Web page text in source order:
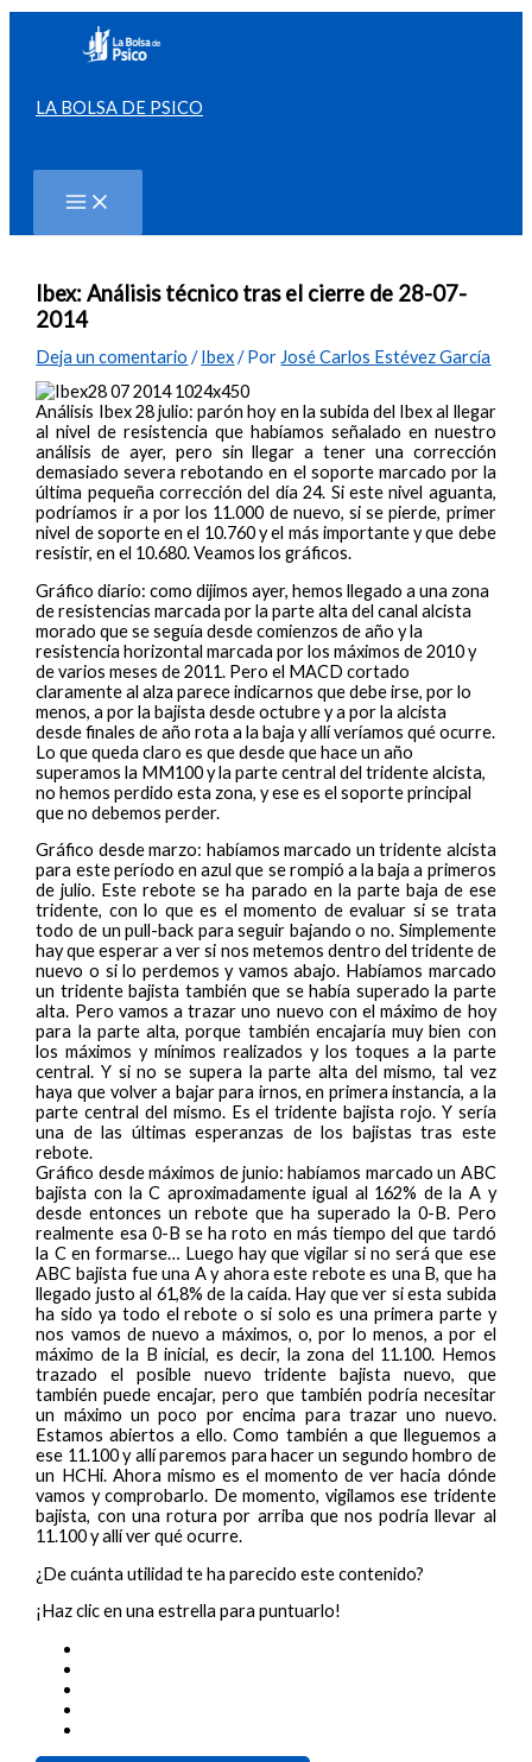
contenido
LA BOLSA DE PSICO
Ibex: Análisis técnico tras el cierre de 28-07-
2014
Deja un comentario /Ibex/ Por José Carlos Estévez García
Análisis Ibex 28 julio: parón hoy en la subida del Ibex al llegar
al nivel de resistencia que habíamos señalado en nuestro
análisis de ayer, pero sin llegar a tener una corrección
demasiado severa rebotando en el soporte marcado por la
última pequeña corrección del día 24. Si este nivel aguanta,
podríamos ir a por los 11.000 de nuevo, si se pierde, primer
nivel de soporte en el 10.760 y el más importante y que debe
resistir, en el 10.680. Veamos los gráficos.
Gráfico diario: como dijimos ayer, hemos llegado a una zona
de resistencias marcada por la parte alta del canal alcista
morado que se seguía desde comienzos de año y la
resistencia horizontal marcada por los máximos de 2010 y
de varios meses de 2011. Pero el MACD cortado
claramente al alza parece indicarnos que debe irse, por lo
menos, a por la bajista desde octubre y a por la alcista
desde finales de año rota a la baja y allí veríamos qué ocurre.
Lo que queda claro es que desde que hace un año
superamos la MM100 y la parte central del tridente alcista,
no hemos perdido esta zona, y ese es el soporte principal
que no debemos perder.
Gráfico desde marzo: habíamos marcado un tridente alcista
para este período en azul que se rompió a la baja a primeros
de julio. Este rebote se ha parado en la parte baja de ese
tridente, con lo que es el momento de evaluar si se trata
todo de un pull-back para seguir bajando o no. Simplemente
hay que esperar a ver si nos metemos dentro del tridente de
nuevo o si lo perdemos y vamos abajo. Habíamos marcado
un tridente bajista también que se había superado la parte
alta. Pero vamos a trazar uno nuevo con el máximo de hoy
para la parte alta, porque también encajaría muy bien con
los máximos y mínimos realizados y los toques a la parte
central. Y si no se supera la parte alta del mismo, tal vez
haya que volver a bajar para irnos, en primera instancia, a la
parte central del mismo. Es el tridente bajista rojo. Y sería
una de las últimas esperanzas de los bajistas tras este
rebote.
Gráfico desde máximos de junio: habíamos marcado un ABC
bajista con la C aproximadamente igual al 162% de la A y
desde entonces un rebote que ha superado la 0-B. Pero
realmente esa 0-B se ha roto en más tiempo del que tardó
la C en formarse… Luego hay que vigilar si no será que ese
ABC bajista fue una A y ahora este rebote es una B, que ha
llegado justo al 61,8% de la caída. Hay que ver si esta subida
ha sido ya todo el rebote o si solo es una primera parte y
nos vamos de nuevo a máximos, o, por lo menos, a por el
máximo de la B inicial, es decir, la zona del 11.100. Hemos
trazado el posible nuevo tridente bajista nuevo, que
también puede encajar, pero que también podría necesitar
un máximo un poco por encima para trazar uno nuevo.
Estamos abiertos a ello. Como también a que lleguemos a
ese 11.100 y allí paremos para hacer un segundo hombro de
un HCHi. Ahora mismo es el momento de ver hacia dónde
vamos y comprobarlo. De momento, vigilamos ese tridente
bajista, con una rotura por arriba que nos podría llevar al
11.100 y allí ver qué ocurre.
¿De cuánta utilidad te ha parecido este contenido?
¡Haz clic en una estrella para puntuarlo!